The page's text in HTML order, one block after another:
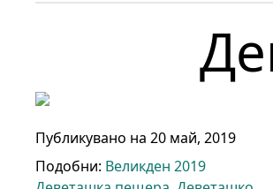
Публикувано на 20 май, 2019
Подобни: Великден 2019